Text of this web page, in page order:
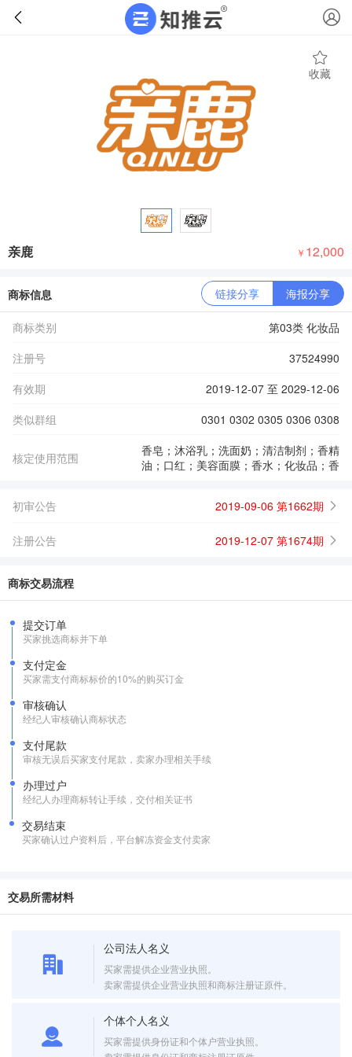
收藏
亲鹿 ￥ 12,000
商标信息 链接分享 海报分享
商标类别
第03类 化妆品
注册号
37524990
有效期
2019-12-07 至 2029-12-06
类似群组
0301 0302 0305 0306 0308
核定使用范围
香皂；沐浴乳；洗面奶；清洁制剂；香精
油；口红；美容面膜；香水；化妆品；香
初审公告 2019-09-06 第1662期
注册公告 2019-12-07 第1674期
商标交易流程
提交订单
买家挑选商标并下单
支付定金
买家需支付商标标价的10%的购买订金
审核确认
经纪人审核确认商标状态
支付尾款
审核无误后买家支付尾款，卖家办理相关手续
办理过户
经纪人办理商标转让手续，交付相关证书
交易结束
买家确认过户资料后，平台解冻资金支付卖家
交易所需材料
公司法人名义
买家需提供企业营业执照。
卖家需提供企业营业执照和商标注册证原件。
个体个人名义
买家需提供身份证和个体户营业执照。